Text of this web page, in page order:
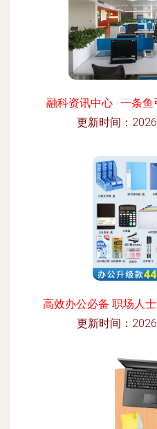
融科资讯中心 · 一条
更新时间：
高效办公必备 职场人
更新时间：